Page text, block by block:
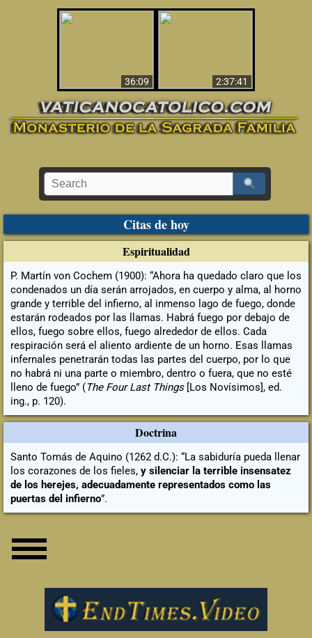
36:09
2:37:41
Citas de hoy
Espiritualidad
P. Martín von Cochem (1900): “Ahora ha quedado claro que los
condenados un día serán arrojados, en cuerpo y alma, al horno
grande y terrible del infierno, al inmenso lago de fuego, donde
estarán rodeados por las llamas. Habrá fuego por debajo de
ellos, fuego sobre ellos, fuego alrededor de ellos. Cada
respiración será el aliento ardiente de un horno. Esas llamas
infernales penetrarán todas las partes del cuerpo, por lo que
no habrá ni una parte o miembro, dentro o fuera, que no esté
lleno de fuego” (The Four Last Things[Los Novísimos], ed.
ing., p. 120).
Doctrina
Santo Tomás de Aquino (1262 d.C.): “La sabiduría pueda llenar
los corazones de los fieles, y silenciar la terrible insensatez
de los herejes, adecuadamente representados como las
puertas del infierno”.